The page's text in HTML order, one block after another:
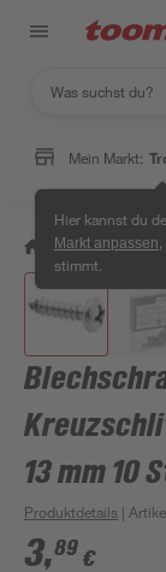
Mein Markt:
Hier kannst du
Markt anpassen
stimmt.
/ Werkstatt &
13 mm 10
Produktdetails |
3,89 €